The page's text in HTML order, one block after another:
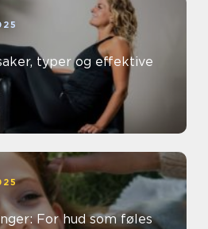
typer og effektive
For hud som føles